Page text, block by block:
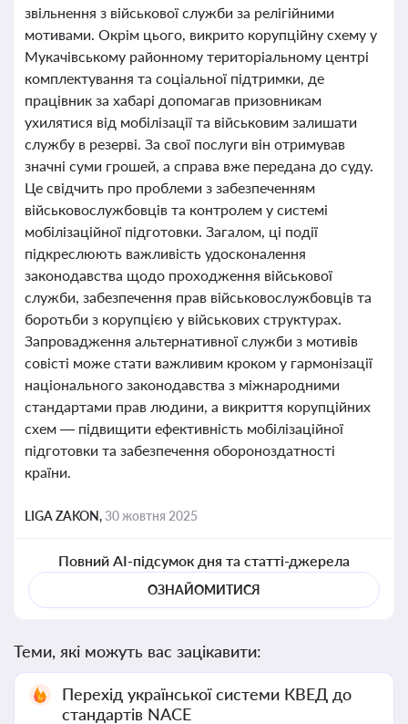
звільнення з військової служби за релігійними
мотивами. Окрім цього, викрито корупційну схему у
Мукачівському районному територіальному центрі
комплектування та соціальної підтримки, де
працівник за хабарі допомагав призовникам
ухилятися від мобілізації та військовим залишати
службу в резерві. За свої послуги він отримував
значні суми грошей, а справа вже передана до суду.
Це свідчить про проблеми з забезпеченням
військовослужбовців та контролем у системі
мобілізаційної підготовки. Загалом, ці події
підкреслюють важливість удосконалення
законодавства щодо проходження військової
служби, забезпечення прав військовослужбовців та
боротьби з корупцією у військових структурах.
Запровадження альтернативної служби з мотивів
совісті може стати важливим кроком у гармонізації
національного законодавства з міжнародними
стандартами прав людини, а викриття корупційних
схем — підвищити ефективність мобілізаційної
підготовки та забезпечення обороноздатності
країни.
LIGA ZAKON,30 жовтня 2025
Повний AI-підсумок дня та статті-джерела
ОЗНАЙОМИТИСЯ
Теми, які можуть вас зацікавити:
Перехід української системи КВЕД до
стандартів NACE